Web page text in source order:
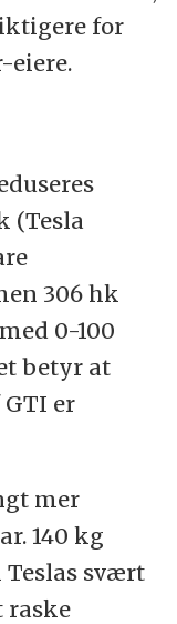
for
eiere.
(Tesla
306 hk
0-100
betyr at
er
mer
140 kg
svært
raske